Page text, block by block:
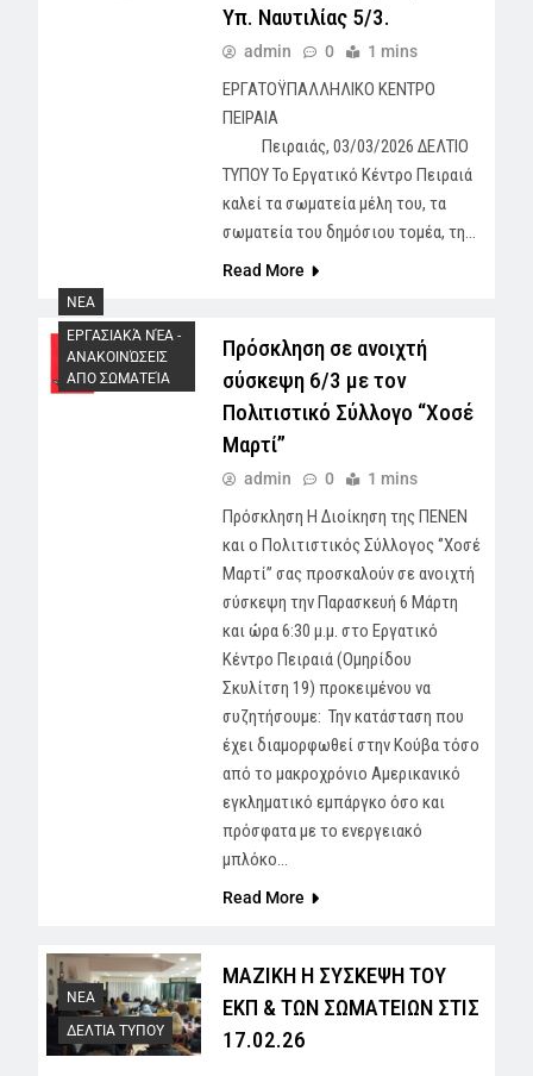
Υπ. Ναυτιλίας 5/3.
admin 0 1 mins
ΕΡΓΑΤΟΫΠΑΛΛΗΛΙΚΟ ΚΕΝΤΡΟ
ΠΕΙΡΑΙΑ
Πειραιάς, 03/03/2026 ΔΕΛΤΙΟ
ΤΥΠΟΥ Το Εργατικό Κέντρο Πειραιά
καλεί τα σωματεία μέλη του, τα
σωματεία του δημόσιου τομέα, τη…
Read More
NEA
ΕΡΓΑΣΙΑΚΆ ΝΈΑ -
AΝΑΚΟΙΝΏΣΕΙΣ
ΑΠΟ ΣΩΜΑΤΕΊΑ
Πρόσκληση σε ανοιχτή
σύσκεψη 6/3 με τον
Πολιτιστικό Σύλλογο “Χοσέ
Μαρτί”
admin 0 1 mins
Πρόσκληση Η Διοίκηση της ΠΕΝΕΝ
και ο Πολιτιστικός Σύλλογος ‘’Χοσέ
Μαρτί’’ σας προσκαλούν σε ανοιχτή
σύσκεψη την Παρασκευή 6 Μάρτη
και ώρα 6:30 μ.μ. στο Εργατικό
Κέντρο Πειραιά (Ομηρίδου
Σκυλίτση 19) προκειμένου να
συζητήσουμε: Την κατάσταση που
έχει διαμορφωθεί στην Κούβα τόσο
από το μακροχρόνιο Αμερικανικό
εγκληματικό εμπάργκο όσο και
πρόσφατα με το ενεργειακό
μπλόκο…
Read More
NEA
ΔΕΛΤΙΑ ΤΥΠΟΥ
ΜΑΖΙΚΗ Η ΣΥΣΚΕΨΗ ΤΟΥ
ΕΚΠ & ΤΩΝ ΣΩΜΑΤΕΙΩΝ ΣΤΙΣ
17.02.26